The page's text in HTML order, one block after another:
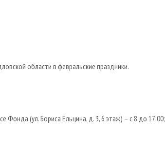
области в февральские праздники.
Фонда (ул. Бориса Ельцина, д. 3, 6 этаж) – с 8 до 17:00;